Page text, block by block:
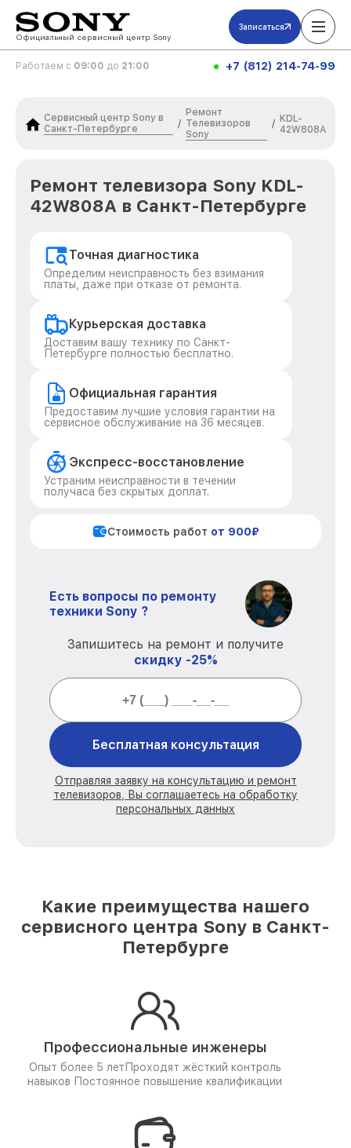
Официальный сервисный центр Sony
Записаться
Работаем с 09:00 до 21:00 +7 (812) 214-74-99
Сервисный центр Sony в
Санкт-Петербурге
/
Ремонт
Телевизоров
Sony
/ KDL-
42W808A
Ремонт телевизора Sony KDL-
42W808A в Санкт-Петербурге
Точная диагностика
Определим неисправность без взимания
платы, даже при отказе от ремонта.
Курьерская доставка
Доставим вашу технику по Санкт-
Петербурге полностью бесплатно.
Официальная гарантия
Предоставим лучшие условия гарантии на
сервисное обслуживание на 36 месяцев.
Экспресс-восстановление
Устраним неисправности в течении
получаса без скрытых доплат.
Стоимость работ от 900₽
Есть вопросы по ремонту
техники Sony ?
Запишитесь на ремонт и получите
скидку -25%
Бесплатная консультация
Отправляя заявку на консультацию и ремонт
телевизоров, Вы соглашаетесь на обработку
персональных данных
Какие преимущества нашего
сервисного центра Sony в Санкт-
Петербурге
Профессиональные инженеры
Опыт более 5 лет Проходят жёсткий контроль
навыков Постоянное повышение квалификации